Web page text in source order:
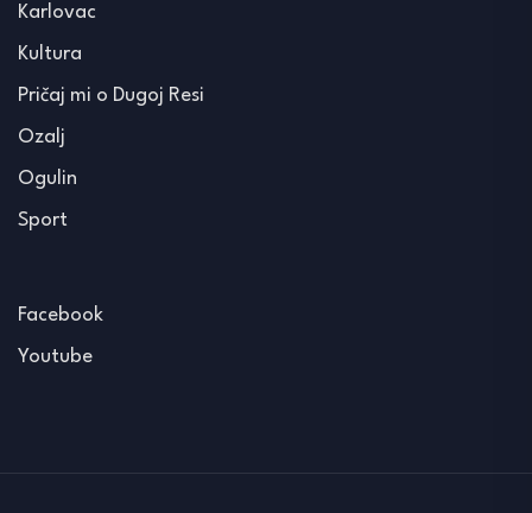
Karlovac
Kultura
Pričaj mi o Dugoj Resi
Ozalj
Ogulin
Sport
Facebook
Youtube